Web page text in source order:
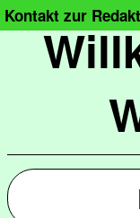
Kontakt zur